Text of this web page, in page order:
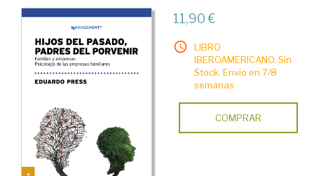
11,90 €
LIBRO
IBEROAMERICANO. Sin
Stock. Envío en 7/8
semanas.
COMPRAR